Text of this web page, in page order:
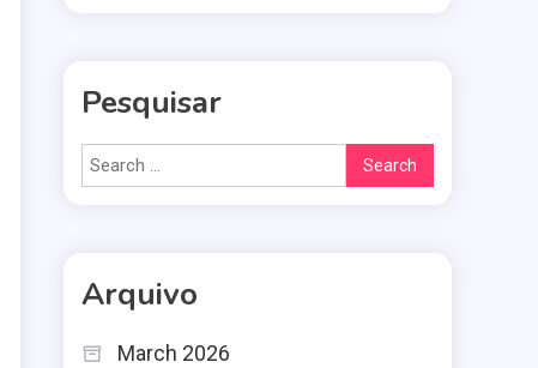
Pesquisar
Search
for:
Arquivo
March 2026